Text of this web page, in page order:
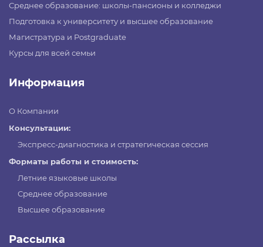
Среднее образование: школы-пансионы и колледжи
Подготовка к университету и высшее образование
Магистратура и Postgraduate
Курсы для всей семьи
Информация
О Компании
Консультации:
Экспресс-диагностика и стратегическая сессия
Форматы работы и стоимость:
Летние языковые школы
Среднее образование
Высшее образование
Рассылка